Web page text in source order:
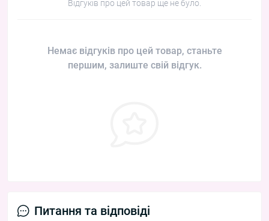
Відгуків про цей товар ще не було.
Немає відгуків про цей товар, станьте
першим, залиште свій відгук.
Питання та відповіді